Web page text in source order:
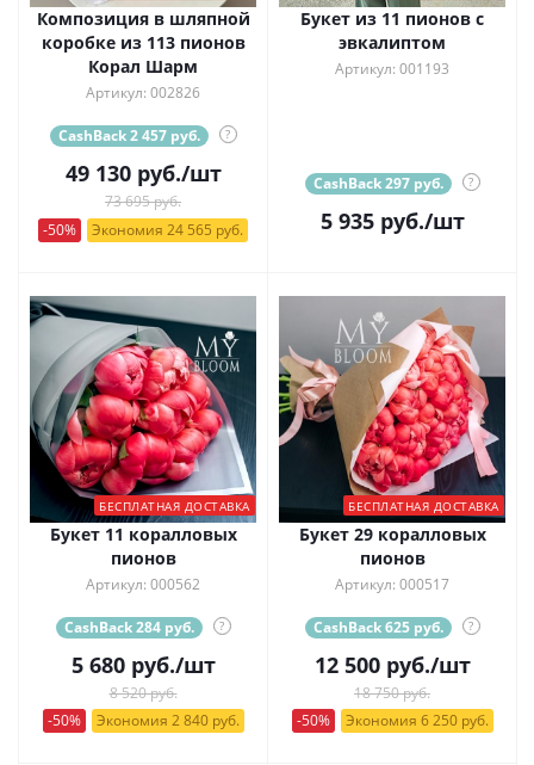
Композиция в шляпной
коробке из 113 пионов
Корал Шарм
Артикул: 002826
CashBack 2 457 руб. ?
49 130руб./шт
73 695 руб.
-50%
Экономия 24 565 руб.
Букет из 11 пионов с
эвкалиптом
Артикул: 001193
CashBack 297 руб. ?
5 935руб./шт
БЕСПЛАТНАЯ ДОСТАВКА
Букет 11 коралловых
пионов
Артикул: 000562
CashBack 284 руб. ?
5 680руб./шт
8 520 руб.
-50%
Экономия 2 840 руб.
БЕСПЛАТНАЯ ДОСТАВКА
Букет 29 коралловых
пионов
Артикул: 000517
CashBack 625 руб. ?
12 500руб./шт
18 750 руб.
-50%
Экономия 6 250 руб.